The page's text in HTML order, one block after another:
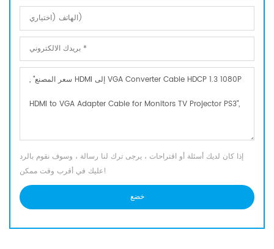
إذا كان لديك أسئلة أو اقتراحات ، يرجى ترك لنا رسالة ، وسوف نقوم بالرد
عليك في أقرب وقت ممكن!